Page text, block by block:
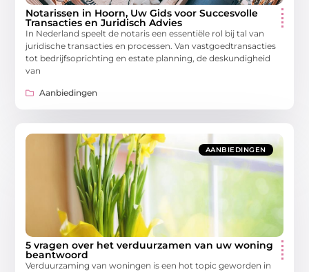
Notarissen in Hoorn, Uw Gids voor Succesvolle
Transacties en Juridisch Advies
In Nederland speelt de notaris een essentiële rol bij tal van
juridische transacties en processen. Van vastgoedtransacties
tot bedrijfsoprichting en estate planning, de deskundigheid
van
Aanbiedingen
AANBIEDINGEN
5 vragen over het verduurzamen van uw woning
beantwoord
Verduurzaming van woningen is een hot topic geworden in